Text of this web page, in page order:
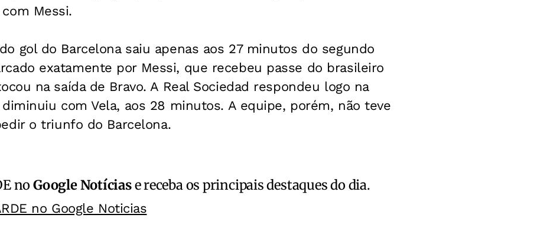
Messi.
gol do Barcelona saiu apenas aos 27 minutos do segundo
exatamente por Messi, que recebeu passe do brasileiro
na saída de Bravo. A Real Sociedad respondeu logo na
com Vela, aos 28 minutos. A equipe, porém, não teve
o triunfo do Barcelona.
noGoogle Notíciase receba os principais destaques do dia.
no Google Noticias